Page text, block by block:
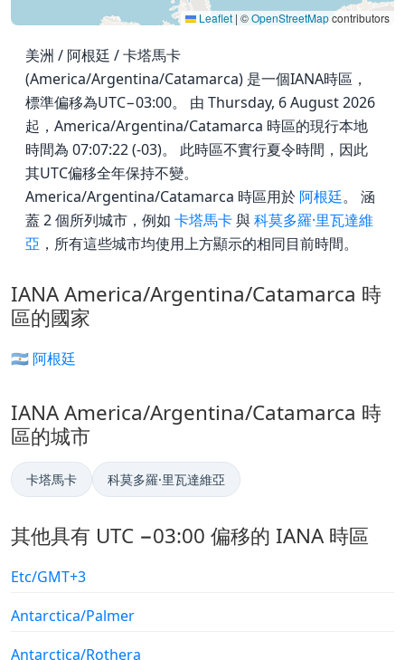
Leaflet | ©OpenStreetMapcontributors
美洲 / 阿根廷 / 卡塔馬卡
(America/Argentina/Catamarca) 是一個IANA時區，
標準偏移為UTC−03:00。 由 Thursday, 6 August 2026
起，America/Argentina/Catamarca 時區的現行本地
時間為 07:07:22 (-03)。 此時區不實行夏令時間，因此
其UTC偏移全年保持不變。
America/Argentina/Catamarca 時區用於 阿根廷。 涵
蓋 2 個所列城市，例如 卡塔馬卡與科莫多羅·里瓦達維
亞 ，所有這些城市均使用上方顯示的相同目前時間。
IANA America/Argentina/Catamarca 時
區的國家
🇦🇷 阿根廷
IANA America/Argentina/Catamarca 時
區的城市
卡塔馬卡 科莫多羅·里瓦達維亞
其他具有 UTC −03:00 偏移的 IANA 時區
Etc/GMT+3
Antarctica/Palmer
Antarctica/Rothera